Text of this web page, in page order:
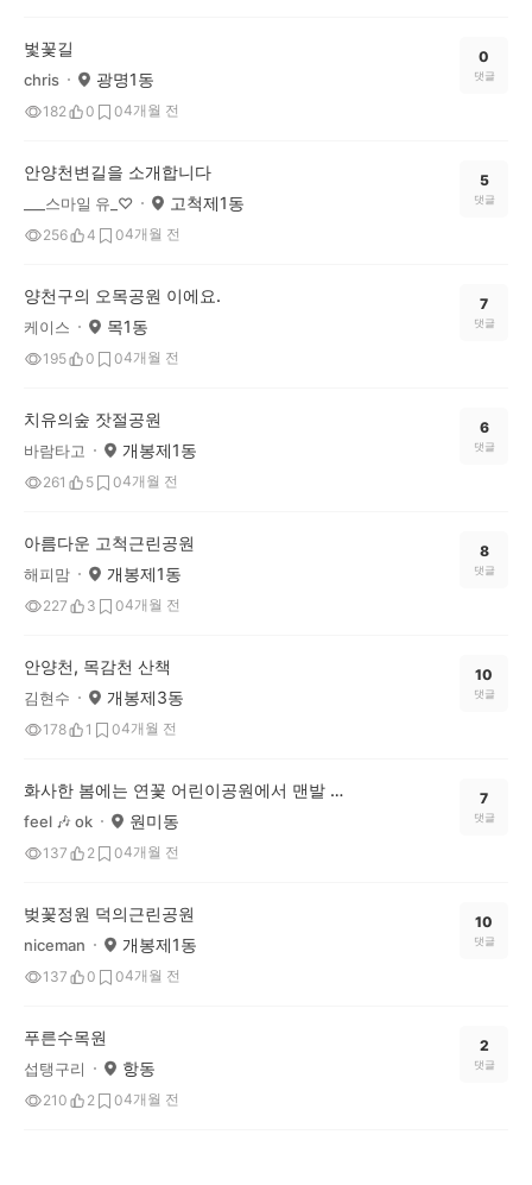
벛꽃길
chris 광명1동
182 0 04개월 전
0
댓글
안양천변길을 소개합니다
___스마일 유_♡ 고척제1동
256 4 04개월 전
5
댓글
양천구의 오목공원 이에요.
케이스 목1동
195 0 04개월 전
7
댓글
치유의숲 잣절공원
바람타고 개봉제1동
261 5 04개월 전
6
댓글
아름다운 고척근린공원
해피맘 개봉제1동
227 3 04개월 전
8
댓글
안양천, 목감천 산책
김현수 개봉제3동
178 1 04개월 전
10
댓글
화사한 봄에는 연꽃 어린이공원에서 맨발 걷기 좋아요
feel 🎶 ok 원미동
137 2 04개월 전
7
댓글
벚꽃정원 덕의근린공원
niceman 개봉제1동
137 0 04개월 전
10
댓글
푸른수목원
섭탱구리 항동
210 2 04개월 전
2
댓글